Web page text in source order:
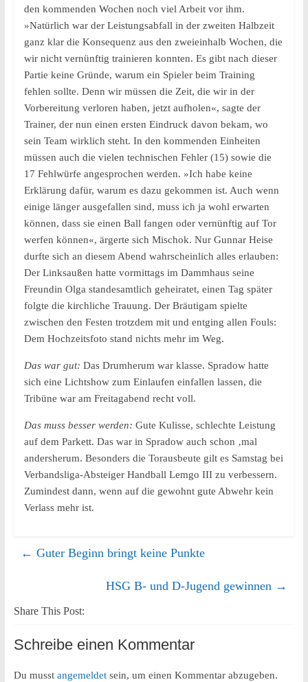
den kommenden Wochen noch viel Arbeit vor ihm.
»Natürlich war der Leistungsabfall in der zweiten Halbzeit
ganz klar die Konsequenz aus den zweieinhalb Wochen, die
wir nicht vernünftig trainieren konnten. Es gibt nach dieser
Partie keine Gründe, warum ein Spieler beim Training
fehlen sollte. Denn wir müssen die Zeit, die wir in der
Vorbereitung verloren haben, jetzt aufholen«, sagte der
Trainer, der nun einen ersten Eindruck davon bekam, wo
sein Team wirklich steht. In den kommenden Einheiten
müssen auch die vielen technischen Fehler (15) sowie die
17 Fehlwürfe angesprochen werden. »Ich habe keine
Erklärung dafür, warum es dazu gekommen ist. Auch wenn
einige länger ausgefallen sind, muss ich ja wohl erwarten
können, dass sie einen Ball fangen oder vernünftig auf Tor
werfen können«, ärgerte sich Mischok. Nur Gunnar Heise
durfte sich an diesem Abend wahrscheinlich alles erlauben:
Der Linksaußen hatte vormittags im Dammhaus seine
Freundin Olga standesamtlich geheiratet, einen Tag später
folgte die kirchliche Trauung. Der Bräutigam spielte
zwischen den Festen trotzdem mit und entging allen Fouls:
Dem Hochzeitsfoto stand nichts mehr im Weg.
Das war gut: Das Drumherum war klasse. Spradow hatte
sich eine Lichtshow zum Einlaufen einfallen lassen, die
Tribüne war am Freitagabend recht voll.
Das muss besser werden: Gute Kulisse, schlechte Leistung
auf dem Parkett. Das war in Spradow auch schon ‚mal
andersherum. Besonders die Torausbeute gilt es Samstag bei
Verbandsliga-Absteiger Handball Lemgo III zu verbessern.
Zumindest dann, wenn auf die gewohnt gute Abwehr kein
Verlass mehr ist.
← Guter Beginn bringt keine Punkte
HSG B- und D-Jugend gewinnen →
Share This Post:
Schreibe einen Kommentar
Du musst angemeldetsein, um einen Kommentar abzugeben.